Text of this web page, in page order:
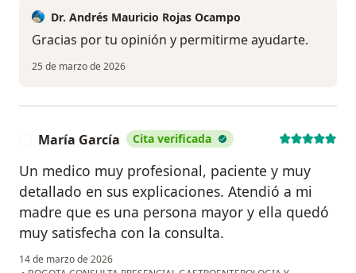
Dr. Andrés Mauricio Rojas Ocampo
Gracias por tu opinión y permitirme ayudarte.
25 de marzo de 2026
María García Cita verificada
Un medico muy profesional, paciente y muy
detallado en sus explicaciones. Atendió a mi
madre que es una persona mayor y ella quedó
muy satisfecha con la consulta.
14 de marzo de 2026